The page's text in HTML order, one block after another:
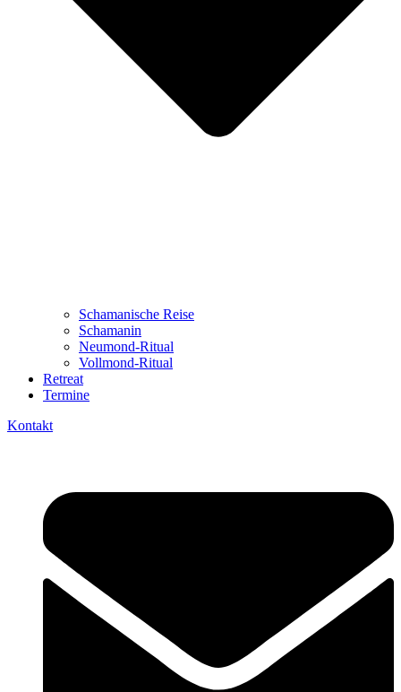
Schamanische Reise
Schamanin
Neumond-Ritual
Vollmond-Ritual
Retreat
Termine
Kontakt